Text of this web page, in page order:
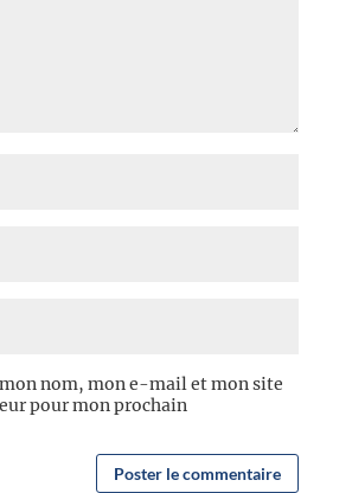
nom, mon e-mail et mon site
pour mon prochain